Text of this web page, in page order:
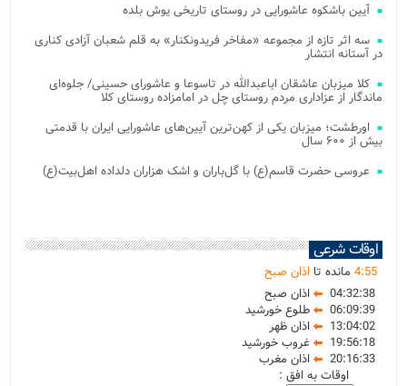
آیین باشکوه عاشورایی در روستای تاریخی یوش بلده
سه اثر تازه از مجموعه «مفاخر فریدونکنار» به قلم شعبان آزادی کناری
در آستانه انتشار
کلا میزبان عاشقان اباعبدالله در تاسوعا و عاشورای حسینی/ جلوه‌ای
ماندگار از عزاداری مردم روستای چل در امامزاده روستای کلا
اورطشت؛ میزبان یکی از کهن‌ترین آیین‌های عاشورایی ایران با قدمتی
بیش از ۶۰۰ سال
عروسی حضرت قاسم(ع) با گل‌باران و اشک هزاران دلداده اهل‌بیت(ع)
اوقات شرعی
4:55 مانده تا اذان صبح
04:32:38
اذان صبح
06:09:39
طلوع خورشید
13:04:02
اذان ظهر
19:56:18
غروب خورشید
20:16:33
اذان مغرب
اوقات به افق :